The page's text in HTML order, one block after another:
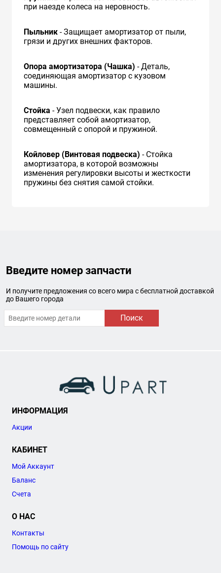
при наезде колеса на неровность.
Пыльник - Защищает амортизатор от пыли,
грязи и других внешних факторов.
Опора амортизатора (Чашка) - Деталь,
соединяющая амортизатор с кузовом
машины.
Стойка - Узел подвески, как правило
представляет собой амортизатор,
совмещенный с опорой и пружиной.
Койловер (Винтовая подвеска) - Стойка
амортизатора, в которой возможны
изменения регулировки высоты и жесткости
пружины без снятия самой стойки.
Введите номер запчасти
И получите предложения со всего мира с бесплатной доставкой
до Вашего города
Поиск
ИНФОРМАЦИЯ
Акции
КАБИНЕТ
Мой Аккаунт
Баланс
Счета
О НАС
Контакты
Помощь по сайту